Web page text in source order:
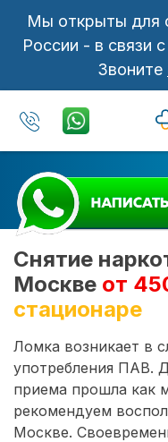
Мы открыты для
России - в связи
Звоните
Снятие
Москве от
стационаре
Ломка возникает в
употребления ПАВ.
приема прошла как
рекомендуем
Москве.